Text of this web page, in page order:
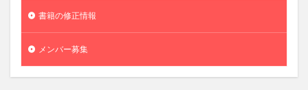
書籍の修正情報
メンバー募集